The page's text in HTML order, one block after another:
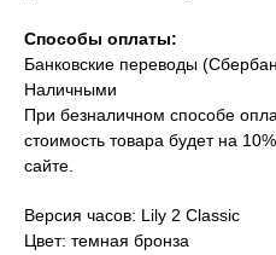
Способы оплаты:
Банковские переводы
Наличными
При безналичном способе
стоимость товара будет на
сайте.
Версия часов: Lily 2 Classic
Цвет: темная бронза